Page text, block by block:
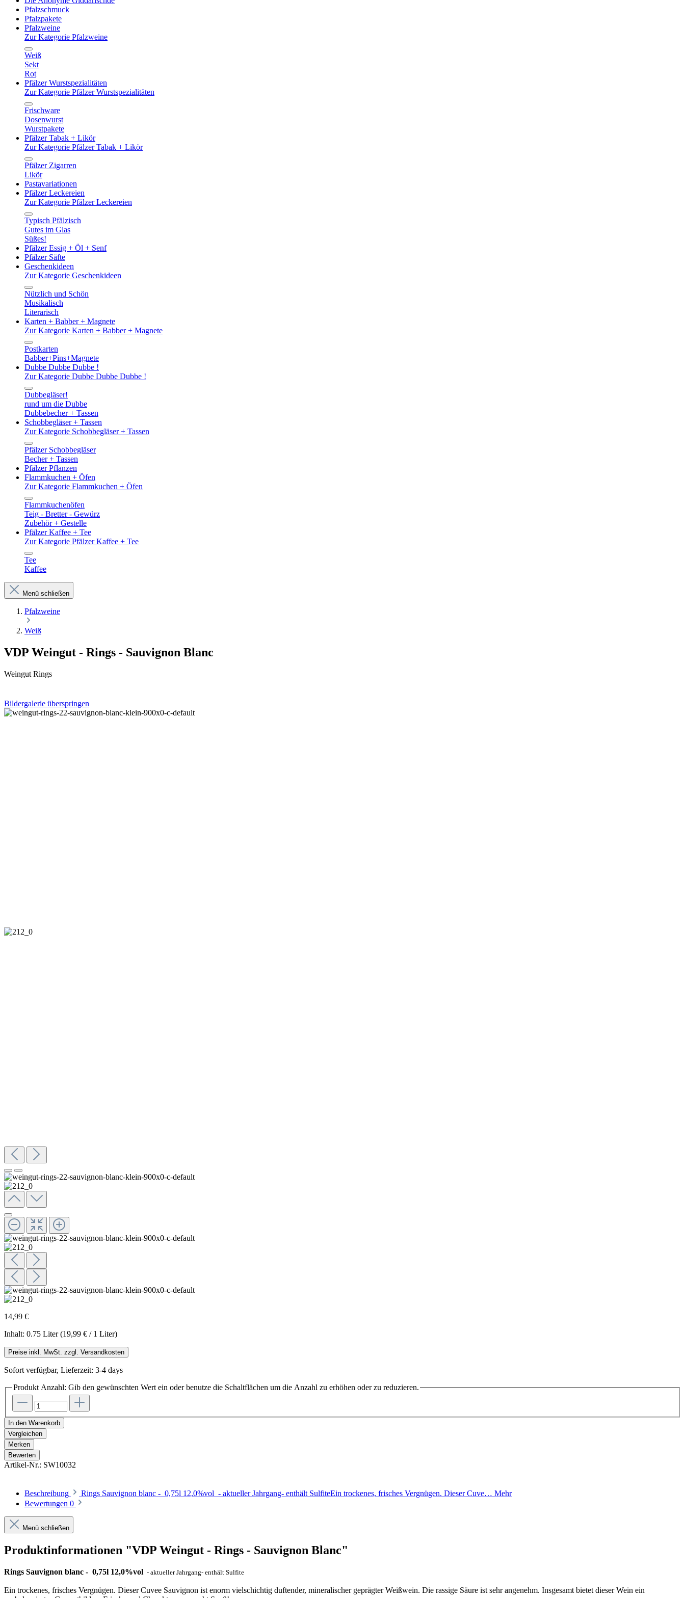
Pfalzschmuck
Pfalzpakete
Pfalzweine
Zur Kategorie Pfalzweine
Weiß
Sekt
Rot
Pfälzer Wurstspezialitäten
Zur Kategorie Pfälzer Wurstspezialitäten
Frischware
Dosenwurst
Wurstpakete
Pfälzer Tabak + Likör
Zur Kategorie Pfälzer Tabak + Likör
Pfälzer Zigarren
Likör
Pastavariationen
Pfälzer Leckereien
Zur Kategorie Pfälzer Leckereien
Typisch Pfälzisch
Gutes im Glas
Süßes!
Pfälzer Essig + Öl + Senf
Pfälzer Säfte
Geschenkideen
Zur Kategorie Geschenkideen
Nützlich und Schön
Musikalisch
Literarisch
Karten + Babber + Magnete
Zur Kategorie Karten + Babber + Magnete
Postkarten
Babber+Pins+Magnete
Dubbe Dubbe Dubbe !
Zur Kategorie Dubbe Dubbe Dubbe !
Dubbegläser!
rund um die Dubbe
Dubbebecher + Tassen
Schobbegläser + Tassen
Zur Kategorie Schobbegläser + Tassen
Pfälzer Schobbegläser
Becher + Tassen
Pfälzer Pflanzen
Flammkuchen + Öfen
Zur Kategorie Flammkuchen + Öfen
Flammkuchenöfen
Teig - Bretter - Gewürz
Zubehör + Gestelle
Pfälzer Kaffee + Tee
Zur Kategorie Pfälzer Kaffee + Tee
Tee
Kaffee
Menü schließen
Pfalzweine
Weiß
VDP Weingut - Rings - Sauvignon Blanc
Weingut Rings
Bildergalerie überspringen
14,99 €
Inhalt: 0.75 Liter(19,99 € / 1 Liter)
Preise inkl. MwSt. zzgl. Versandkosten
Sofort verfügbar, Lieferzeit: 3-4 days
Produkt Anzahl: Gib den gewünschten Wert ein oder benutze die Schaltflächen um die Anzahl zu erhöhen oder zu reduzieren.
In den Warenkorb
Vergleichen
Merken
Bewerten
Artikel-Nr.: SW10032
Beschreibung Rings Sauvignon blanc - 0,75l 12,0%vol - aktueller Jahrgang- enthält SulfiteEin trockenes, frisches Vergnügen. Dieser Cuve… Mehr
Bewertungen 0
Menü schließen
Produktinformationen "VDP Weingut - Rings - Sauvignon Blanc"
Rings Sauvignon blanc - 0,75l 12,0%vol - aktueller Jahrgang- enthält Sulfite
Ein trockenes, frisches Vergnügen. Dieser Cuvee Sauvignon ist enorm vielschichtig duftender, mineralischer geprägter Weißwein. Die rassige Säure ist sehr angenehm. Insgesamt bietet dieser Wein ein